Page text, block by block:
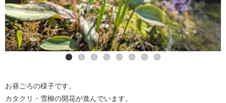
お昼ごろの様子です。
カタクリ・雪柳の開花が進んでいます。